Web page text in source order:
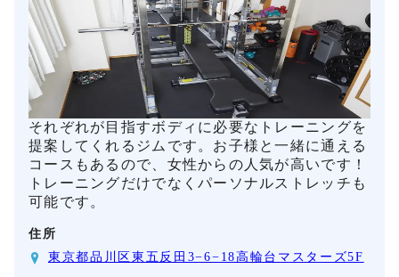
それぞれが目指すボディに必要なトレーニングを
提案してくれるジムです。お子様と一緒に通える
コースもあるので、女性からの人気が高いです！
トレーニングだけでなくパーソナルストレッチも
可能です。
住所
東京都品川区東五反田3−6−18高輪台マスターズ5F